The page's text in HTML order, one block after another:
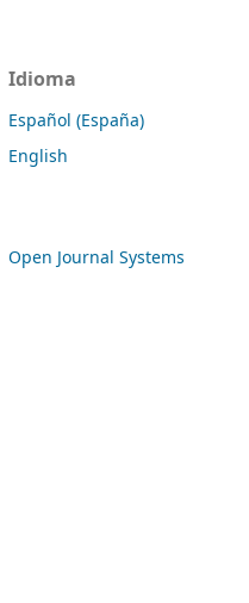
Idioma
Español (España)
English
Open Journal Systems